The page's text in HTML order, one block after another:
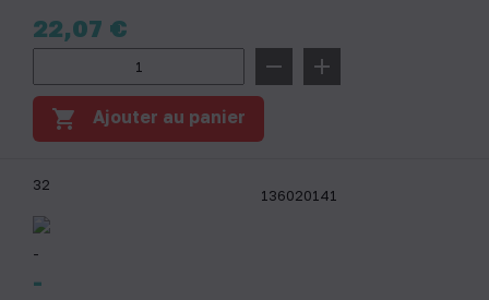
Prix
22,07 €
remove
add
shopping_cart
Ajouter au panier
32
136020141
-
-